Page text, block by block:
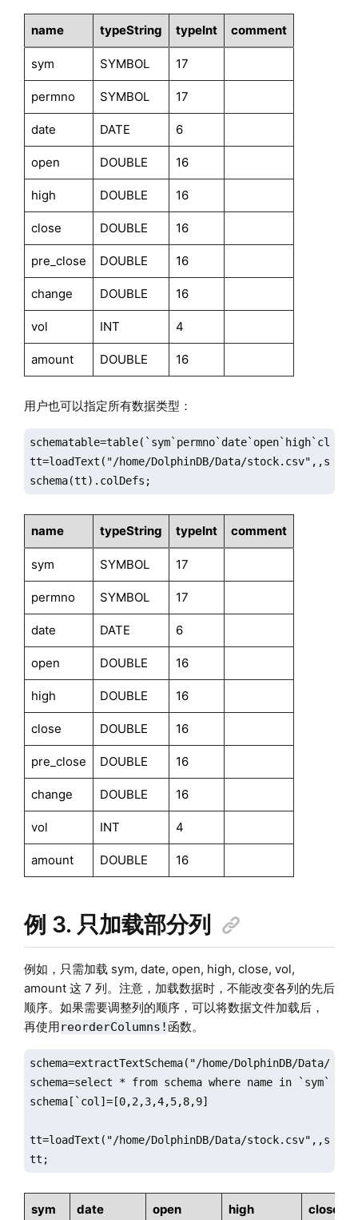
name typeString typeInt comment
sym SYMBOL 17
permno SYMBOL 17
date DATE 6
open DOUBLE 16
high DOUBLE 16
close DOUBLE 16
pre_close DOUBLE 16
change DOUBLE 16
vol INT 4
amount DOUBLE 16
用户也可以指定所有数据类型：
tt=loadText("/home/DolphinDB/Data/
schema(tt).colDefs;
name typeString typeInt comment
sym SYMBOL 17
permno SYMBOL 17
date DATE 6
open DOUBLE 16
high DOUBLE 16
close DOUBLE 16
pre_close DOUBLE 16
change DOUBLE 16
vol INT 4
amount DOUBLE 16
例 3. 只加载部分列
例如，只需加载 sym, date, open, high, close, vol,
amount 这 7 列。注意，加载数据时，不能改变各列的先后
顺序。如果需要调整列的顺序，可以将数据文件加载后，
再使用reorderColumns! 函数。
schema=extractTextSchema("/home/DolphinDB/Data/
schema=select * from schema where name in
schema[`col]=[0,2,3,4,5,8,9]
tt=loadText("/home/DolphinDB/Data/
tt;
sym date open high close